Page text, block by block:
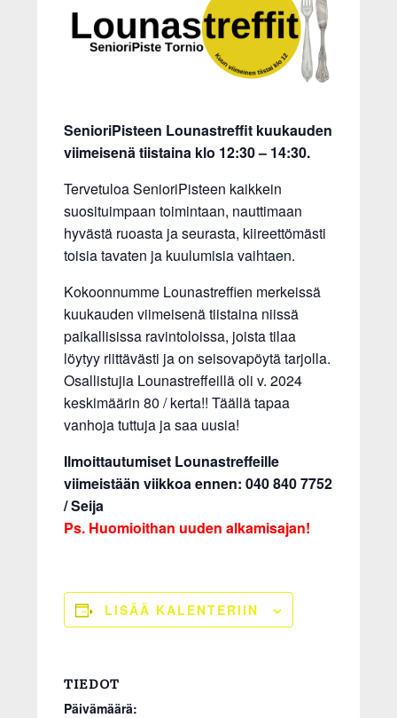
SenioriPisteen Lounastreffit kuukauden
viimeisenä tiistaina klo 12:30 – 14:30.
Tervetuloa SenioriPisteen kaikkein
suosituimpaan toimintaan, nauttimaan
hyvästä ruoasta ja seurasta, kiireettömästi
toisia tavaten ja kuulumisia vaihtaen.
Kokoonnumme Lounastreffien merkeissä
kuukauden viimeisenä tiistaina niissä
paikallisissa ravintoloissa, joista tilaa
löytyy riittävästi ja on seisovapöytä tarjolla.
Osallistujia Lounastreffeillä oli v. 2024
keskimäärin 80 / kerta!! Täällä tapaa
vanhoja tuttuja ja saa uusia!
Ilmoittautumiset Lounastreffeille
viimeistään viikkoa ennen: 040 840 7752
/ Seija
Ps. Huomioithan uuden alkamisajan!
LISÄÄ KALENTERIIN
TIEDOT
Päivämäärä: